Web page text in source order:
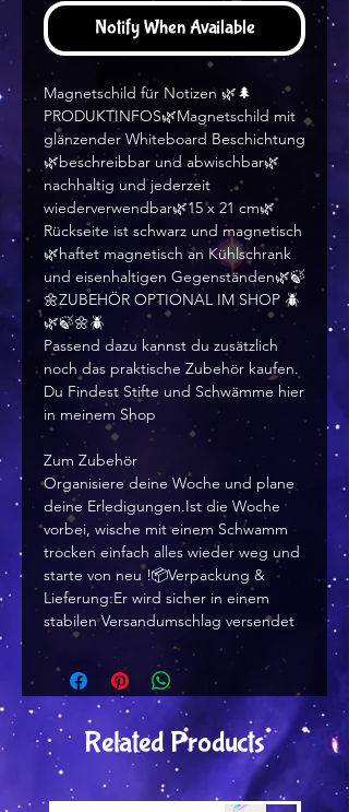
Notify When Available
Magnetschild für Notizen 🌿🌲
PRODUKTINFOS🌿Magnetschild mit
glänzender Whiteboard Beschichtung
🌿beschreibbar und abwischbar🌿
nachhaltig und jederzeit
wiederverwendbar🌿15 x 21 cm🌿
Rückseite ist schwarz und magnetisch
🌿haftet magnetisch an Kühlschrank
und eisenhaltigen Gegenständen🌿🍃
🌼ZUBEHÖR OPTIONAL IM SHOP 🪲
🌿🍃🌼🪲
Passend dazu kannst du zusätzlich
noch das praktische Zubehör kaufen.
Du Findest Stifte und Schwämme hier
in meinem Shop
Zum Zubehör
Organisiere deine Woche und plane
deine Erledigungen.Ist die Woche
vorbei, wische mit einem Schwamm
trocken einfach alles wieder weg und
starte von neu !📦Verpackung &
Lieferung:Er wird sicher in einem
stabilen Versandumschlag versendet
Related Products